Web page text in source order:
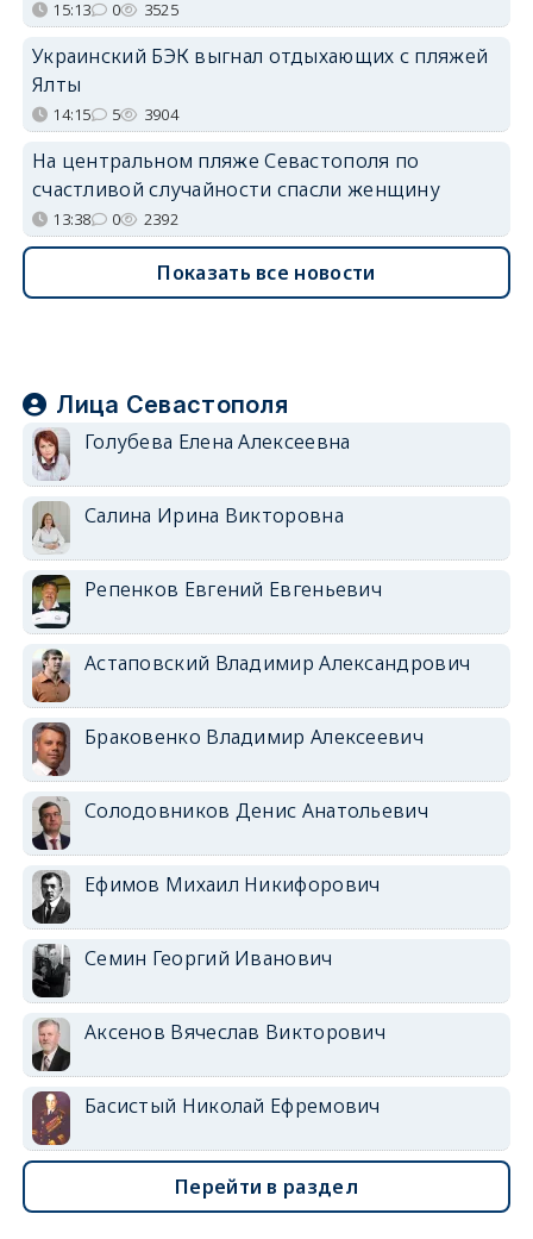
15:13 0 3525
Украинский БЭК выгнал отдыхающих с пляжей
Ялты
14:15 5 3904
На центральном пляже Севастополя по
счастливой случайности спасли женщину
13:38 0 2392
Показать все новости
Лица Севастополя
Голубева Елена Алексеевна
Салина Ирина Викторовна
Репенков Евгений Евгеньевич
Астаповский Владимир Александрович
Браковенко Владимир Алексеевич
Солодовников Денис Анатольевич
Ефимов Михаил Никифорович
Семин Георгий Иванович
Аксенов Вячеслав Викторович
Басистый Николай Ефремович
Перейти в раздел